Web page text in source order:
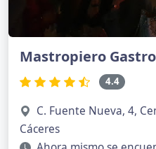
Mastropiero
4.4
C. Fuente Nueva, 4,
Cáceres